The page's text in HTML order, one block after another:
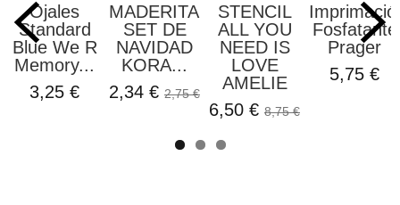
Ojales
Standard
Blue We R
Memory...
3,25 €
MADERITAS
SET DE
NAVIDAD
KORA...
2,34 € 2,75 €
STENCIL
ALL YOU
NEED IS
LOVE
AMELIE
6,50 € 8,75 €
Fosfatante
Prager
5,75 €